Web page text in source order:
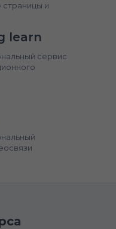
learn
сервис
и